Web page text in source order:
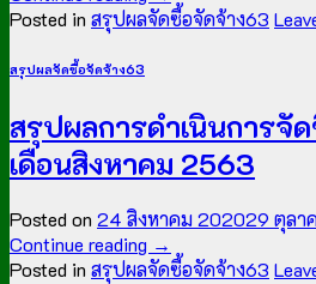
Posted in สรุปผลจัดซื้อจัดจ้าง63
สรุปผลจัดซื้อจัดจ้าง63
สรุปผลการดำเนินการจั
เดือนสิงหาคม 2563
Posted on 24 สิงหาคม 202029 ตุลา
Continue reading →
Posted in สรุปผลจัดซื้อจัดจ้าง63